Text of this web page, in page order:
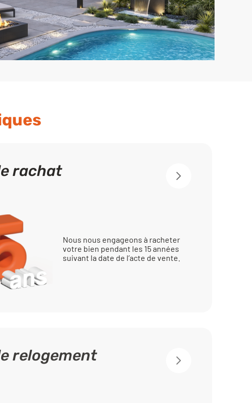
rachat
Nous nous engageons à racheter
votre bien pendant les 15 années
suivant la date de l’acte de vente.
relogement